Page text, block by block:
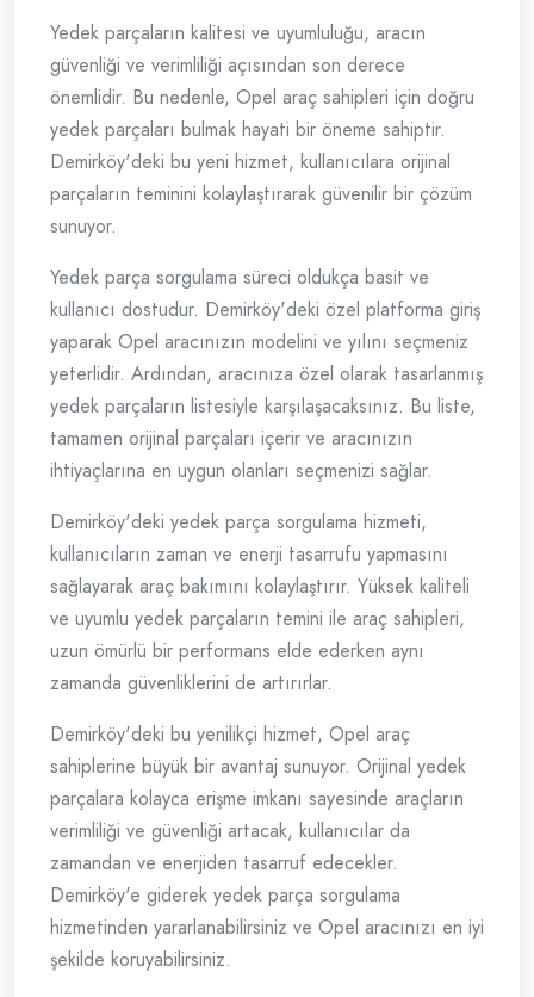
Yedek parçaların kalitesi ve uyumluluğu, aracın
güvenliği ve verimliliği açısından son derece
önemlidir. Bu nedenle, Opel araç sahipleri için doğru
yedek parçaları bulmak hayati bir öneme sahiptir.
Demirköy'deki bu yeni hizmet, kullanıcılara orijinal
parçaların teminini kolaylaştırarak güvenilir bir çözüm
sunuyor.
Yedek parça sorgulama süreci oldukça basit ve
kullanıcı dostudur. Demirköy'deki özel platforma giriş
yaparak Opel aracınızın modelini ve yılını seçmeniz
yeterlidir. Ardından, aracınıza özel olarak tasarlanmış
yedek parçaların listesiyle karşılaşacaksınız. Bu liste,
tamamen orijinal parçaları içerir ve aracınızın
ihtiyaçlarına en uygun olanları seçmenizi sağlar.
Demirköy'deki yedek parça sorgulama hizmeti,
kullanıcıların zaman ve enerji tasarrufu yapmasını
sağlayarak araç bakımını kolaylaştırır. Yüksek kaliteli
ve uyumlu yedek parçaların temini ile araç sahipleri,
uzun ömürlü bir performans elde ederken aynı
zamanda güvenliklerini de artırırlar.
Demirköy'deki bu yenilikçi hizmet, Opel araç
sahiplerine büyük bir avantaj sunuyor. Orijinal yedek
parçalara kolayca erişme imkanı sayesinde araçların
verimliliği ve güvenliği artacak, kullanıcılar da
zamandan ve enerjiden tasarruf edecekler.
Demirköy'e giderek yedek parça sorgulama
hizmetinden yararlanabilirsiniz ve Opel aracınızı en iyi
şekilde koruyabilirsiniz.